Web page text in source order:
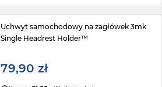
Uchwyt samochodowy na zagłówek 3mk
Single Headrest Holder™
79,90 zł